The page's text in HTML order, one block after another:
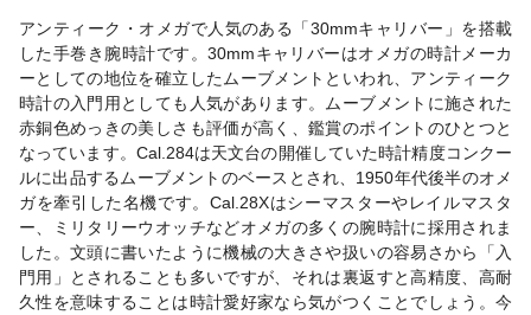
アンティーク・オメガで人気のある「30mmキャリバー」を搭載
した手巻き腕時計です。30mmキャリバーはオメガの時計メーカ
ーとしての地位を確立したムーブメントといわれ、アンティーク
時計の入門用としても人気があります。ムーブメントに施された
赤銅色めっきの美しさも評価が高く、鑑賞のポイントのひとつと
なっています。Cal.284は天文台の開催していた時計精度コンクー
ルに出品するムーブメントのベースとされ、1950年代後半のオメ
ガを牽引した名機です。Cal.28Xはシーマスターやレイルマスタ
ー、ミリタリーウオッチなどオメガの多くの腕時計に採用されま
した。文頭に書いたように機械の大きさや扱いの容易さから「入
門用」とされることも多いですが、それは裏返すと高精度、高耐
久性を意味することは時計愛好家なら気がつくことでしょう。今